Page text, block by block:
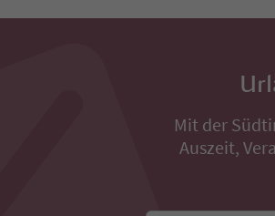
Mit der
Auszeit,